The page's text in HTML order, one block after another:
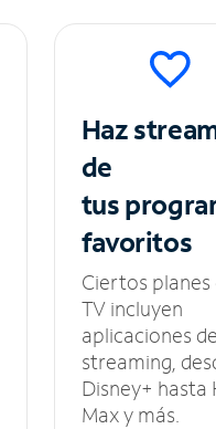
Haz
de
tus
favoritos
Ciertos planes
TV incluyen
aplicaciones
streaming,
Disney+ hasta
Max y más.